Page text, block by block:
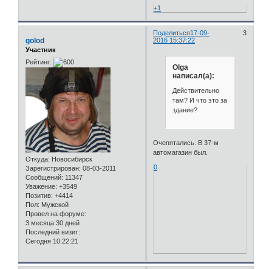
+1
Поделиться 3
17-09-
2016 15:37:22
golod
Участник
Рейтинг:
Откуда: Новосибирск
Зарегистрирован: 08-03-2011
Сообщений: 11347
Уважение: +3549
Позитив: +4414
Пол: Мужской
Провел на форуме:
3 месяца 30 дней
Последний визит:
Сегодня 10:22:21
Olga
написал(а):
Действительно
там? И что это за
здание?
Очепятались. В 37-м
автомагазин был.
0